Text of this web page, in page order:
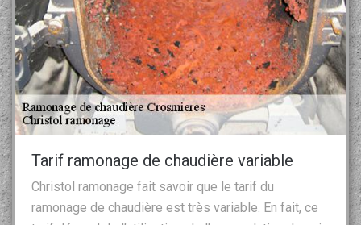
Tarif ramonage de chaudière variable
Christol ramonage fait savoir que le tarif du
ramonage de chaudière est très variable. En fait, ce